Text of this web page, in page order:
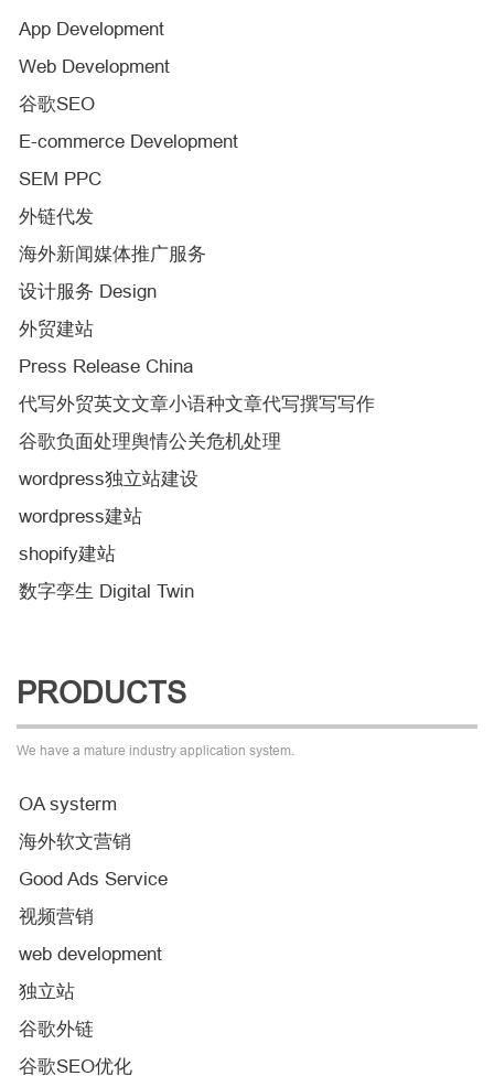
App Development
Web Development
谷歌SEO
E-commerce Development
SEM PPC
外链代发
海外新闻媒体推广服务
设计服务 Design
外贸建站
Press Release China
代写外贸英文文章小语种文章代写撰写写作
谷歌负面处理舆情公关危机处理
wordpress独立站建设
wordpress建站
shopify建站
数字孪生 Digital Twin
PRODUCTS
We have a mature industry application system.
OA systerm
海外软文营销
Good Ads Service
视频营销
web development
独立站
谷歌外链
谷歌SEO优化